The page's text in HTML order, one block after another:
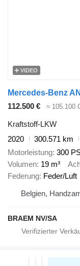
VIDEO
112.500 € ≈ 105.100
Kraftstoff-LKW
2020
300.571 km
Motorleistung 300
Volumen 19 m³
Federung Feder/Luft
Belgien,
BRAEM NV/SA